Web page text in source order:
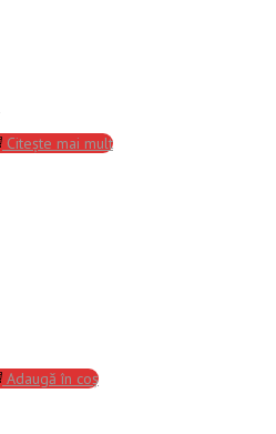
Citește mai mult
Adaugă în coș